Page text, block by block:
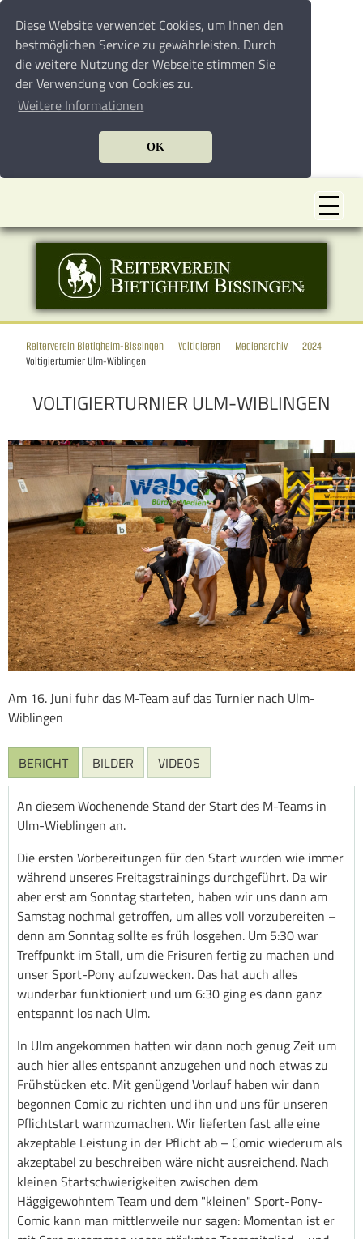
Diese Website verwendet Cookies, um Ihnen den
bestmöglichen Service zu gewährleisten. Durch
die weitere Nutzung der Webseite stimmen Sie
der Verwendung von Cookies zu.
Weitere Informationen
OK
Reiterverein Bietigheim-Bissingen Voltigieren Medienarchiv
2024
Voltigierturnier Ulm-Wiblingen
VOLTIGIERTURNIER ULM-WIBLINGEN
Am 16. Juni fuhr das M-Team auf das Turnier nach Ulm-
Wiblingen
BERICHT BILDER VIDEOS
An diesem Wochenende Stand der Start des M-Teams in
Ulm-Wieblingen an.
Die ersten Vorbereitungen für den Start wurden wie immer
während unseres Freitagstrainings durchgeführt. Da wir
aber erst am Sonntag starteten, haben wir uns dann am
Samstag nochmal getroffen, um alles voll vorzubereiten –
denn am Sonntag sollte es früh losgehen. Um 5:30 war
Treffpunkt im Stall, um die Frisuren fertig zu machen und
unser Sport-Pony aufzuwecken. Das hat auch alles
wunderbar funktioniert und um 6:30 ging es dann ganz
entspannt los nach Ulm.
In Ulm angekommen hatten wir dann noch genug Zeit um
auch hier alles entspannt anzugehen und noch etwas zu
Frühstücken etc. Mit genügend Vorlauf haben wir dann
begonnen Comic zu richten und ihn und uns für unseren
Pflichtstart warmzumachen. Wir lieferten fast alle eine
akzeptable Leistung in der Pflicht ab – Comic wiederum als
akzeptabel zu beschreiben wäre nicht ausreichend. Nach
kleinen Startschwierigkeiten zwischen dem
Häggigewohntem Team und dem "kleinen" Sport-Pony-
Comic kann man mittlerweile nur sagen: Momentan ist er